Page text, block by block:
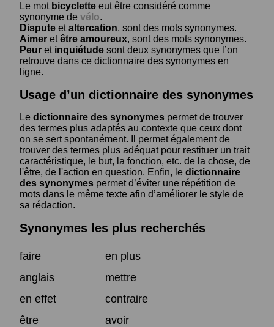
Le mot bicyclette eut être considéré comme
synonyme de vélo.
Dispute etaltercation, sont des mots synonymes.
Aimer etêtre amoureux, sont des mots synonymes.
Peur et inquiétude sont deux synonymes que l’on
retrouve dans ce dictionnaire des synonymes en
ligne.
Usage d’un dictionnaire des synonymes
Le dictionnaire des synonymes permet de trouver
des termes plus adaptés au contexte que ceux dont
on se sert spontanément. Il permet également de
trouver des termes plus adéquat pour restituer un trait
caractéristique, le but, la fonction, etc. de la chose, de
l'être, de l'action en question. Enfin, le dictionnaire
des synonymes permet d’éviter une répétition de
mots dans le même texte afin d’améliorer le style de
sa rédaction.
Synonymes les plus recherchés
faire
en plus
anglais
mettre
en effet
contraire
être
avoir